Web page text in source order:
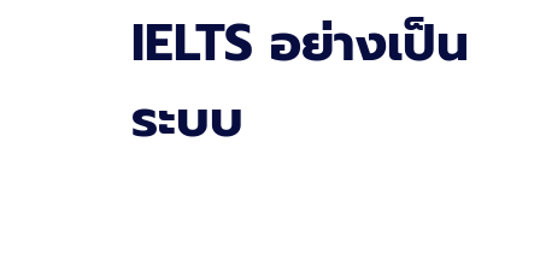
IELTS อย่างเป็น
ระบบ